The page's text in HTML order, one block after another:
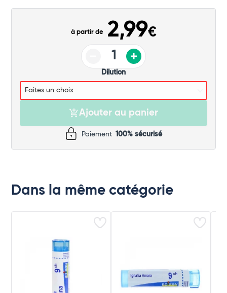
à partir de 2,99€
Dilution
Ajouter au panier
Paiement 100% sécurisé
Dans la même catégorie